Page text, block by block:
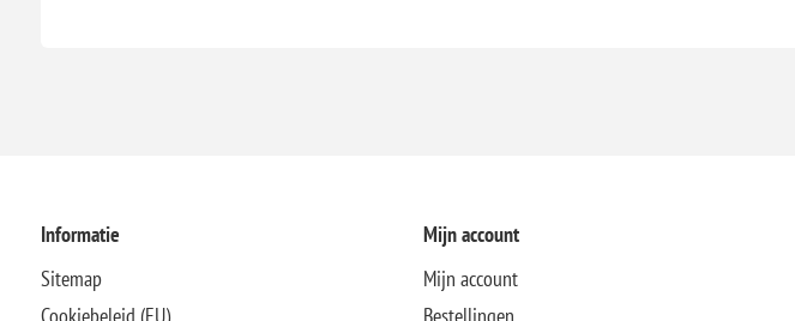
Informatie
Sitemap
Cookiebeleid (EU)
Mijn account
Mijn account
Bestellingen